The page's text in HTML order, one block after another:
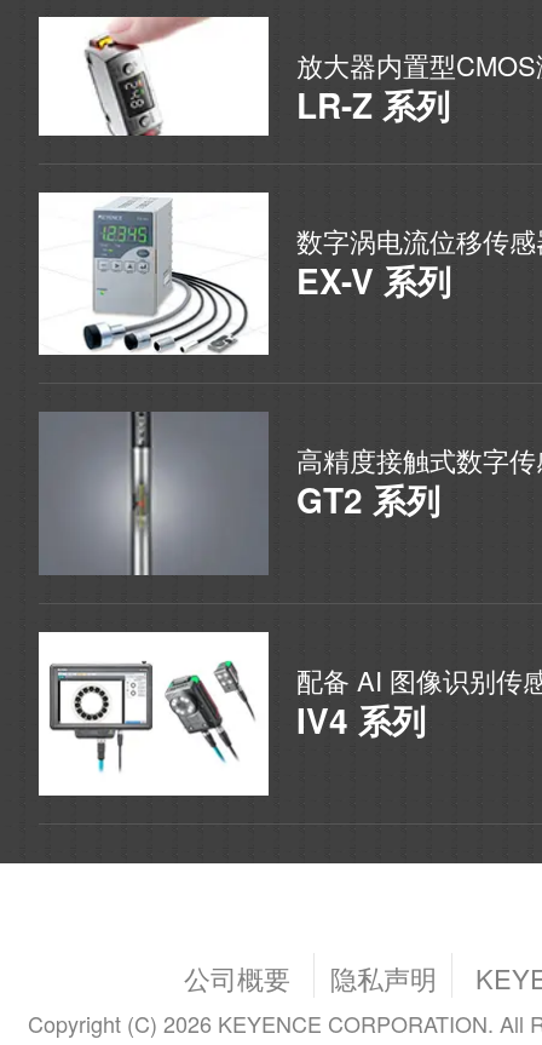
放大器内置型
LR-Z 系列
数字涡电流位移传
EX-V 系列
高精度接触式数字
GT2 系列
配备 AI 图像识别传
IV4 系列
公司概要 隐私声明
Copyright (C) 2026 KEYENCE CORPORATION. All